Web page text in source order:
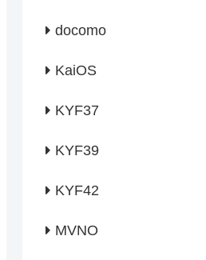
docomo
KaiOS
KYF37
KYF39
KYF42
MVNO